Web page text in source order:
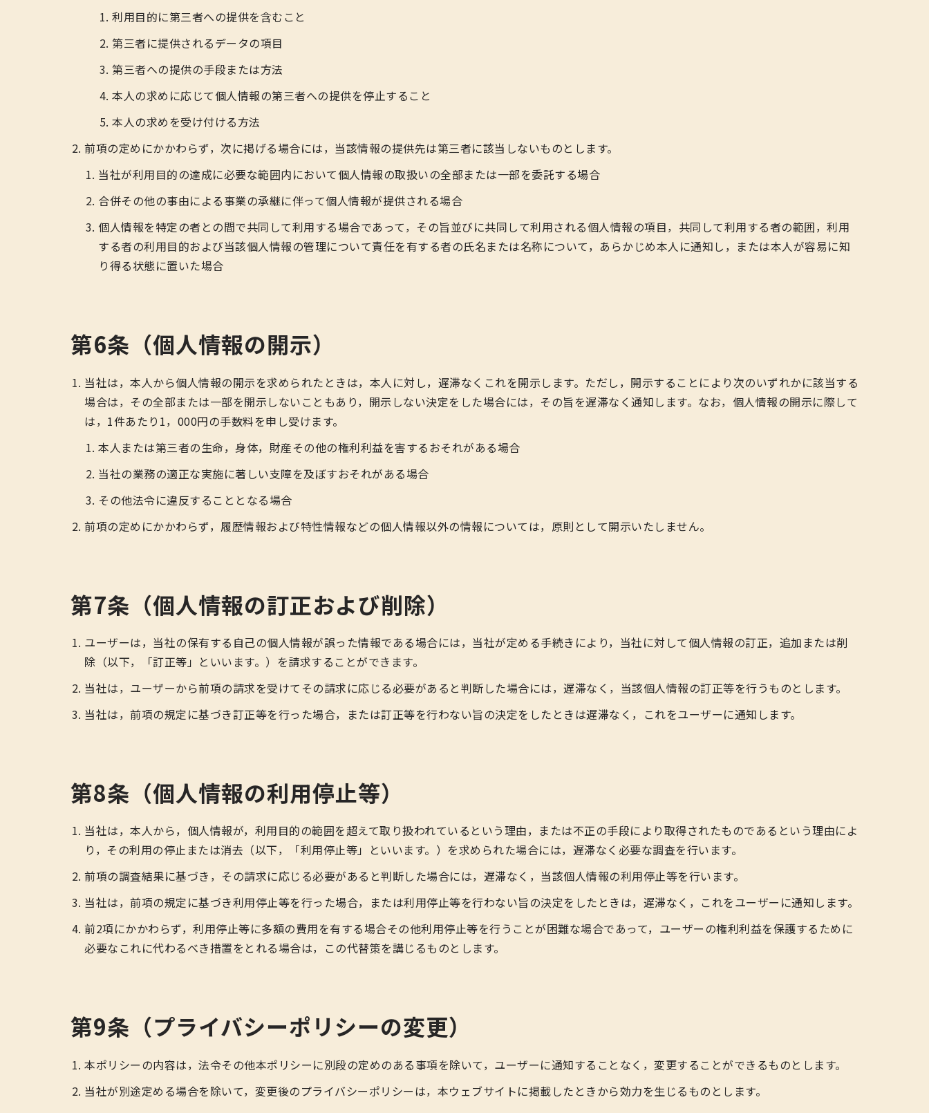
利用目的に第三者への提供を含むこと
第三者に提供されるデータの項目
第三者への提供の手段または方法
本人の求めに応じて個人情報の第三者への提供を停止すること
本人の求めを受け付ける方法
前項の定めにかかわらず，次に掲げる場合には，当該情報の提供先は第三者に該当しないものとします。
当社が利用目的の達成に必要な範囲内において個人情報の取扱いの全部または一部を委託する場合
合併その他の事由による事業の承継に伴って個人情報が提供される場合
個人情報を特定の者との間で共同して利用する場合であって，その旨並びに共同して利用される個人情報の項目，共同して利用する者の範囲，利用
する者の利用目的および当該個人情報の管理について責任を有する者の氏名または名称について，あらかじめ本人に通知し，または本人が容易に知
り得る状態に置いた場合
第6条（個人情報の開示）
当社は，本人から個人情報の開示を求められたときは，本人に対し，遅滞なくこれを開示します。ただし，開示することにより次のいずれかに該当する
場合は，その全部または一部を開示しないこともあり，開示しない決定をした場合には，その旨を遅滞なく通知します。なお，個人情報の開示に際して
は，1件あたり1，000円の手数料を申し受けます。
本人または第三者の生命，身体，財産その他の権利利益を害するおそれがある場合
当社の業務の適正な実施に著しい支障を及ぼすおそれがある場合
その他法令に違反することとなる場合
前項の定めにかかわらず，履歴情報および特性情報などの個人情報以外の情報については，原則として開示いたしません。
第7条（個人情報の訂正および削除）
ユーザーは，当社の保有する自己の個人情報が誤った情報である場合には，当社が定める手続きにより，当社に対して個人情報の訂正，追加または削
除（以下，「訂正等」といいます。）を請求することができます。
当社は，ユーザーから前項の請求を受けてその請求に応じる必要があると判断した場合には，遅滞なく，当該個人情報の訂正等を行うものとします。
当社は，前項の規定に基づき訂正等を行った場合，または訂正等を行わない旨の決定をしたときは遅滞なく，これをユーザーに通知します。
第8条（個人情報の利用停止等）
当社は，本人から，個人情報が，利用目的の範囲を超えて取り扱われているという理由，または不正の手段により取得されたものであるという理由によ
り，その利用の停止または消去（以下，「利用停止等」といいます。）を求められた場合には，遅滞なく必要な調査を行います。
前項の調査結果に基づき，その請求に応じる必要があると判断した場合には，遅滞なく，当該個人情報の利用停止等を行います。
当社は，前項の規定に基づき利用停止等を行った場合，または利用停止等を行わない旨の決定をしたときは，遅滞なく，これをユーザーに通知します。
前2項にかかわらず，利用停止等に多額の費用を有する場合その他利用停止等を行うことが困難な場合であって，ユーザーの権利利益を保護するために
必要なこれに代わるべき措置をとれる場合は，この代替策を講じるものとします。
第9条（プライバシーポリシーの変更）
本ポリシーの内容は，法令その他本ポリシーに別段の定めのある事項を除いて，ユーザーに通知することなく，変更することができるものとします。
当社が別途定める場合を除いて，変更後のプライバシーポリシーは，本ウェブサイトに掲載したときから効力を生じるものとします。